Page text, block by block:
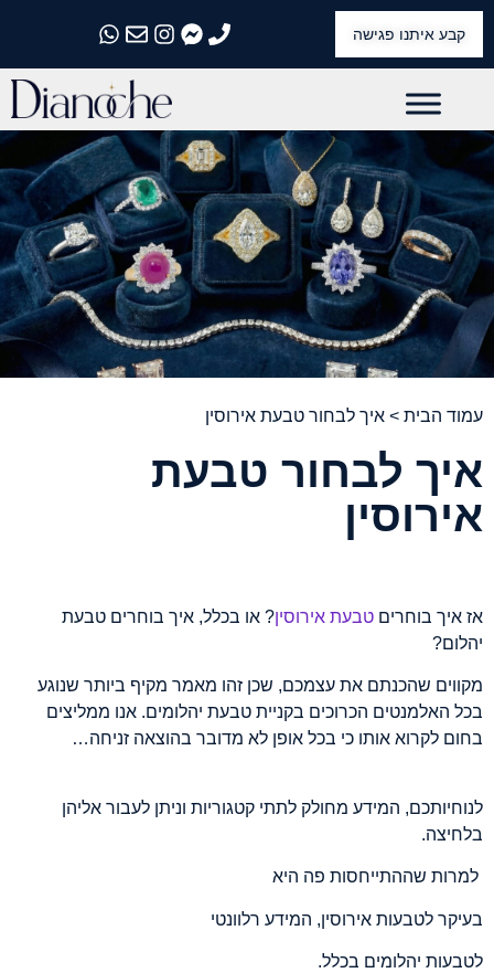
קבע איתנו פגישה
התקשרו אלינו
התקשרו אלינו
התקשרו אלינו
התקשרו אלינו
התקשרו אלינו
עמוד הבית > איך לבחור טבעת אירוסין
איך לבחור טבעת
אירוסין
אז איך בוחרים טבעת אירוסין? או בכלל, איך בוחרים טבעת
יהלום?
מקווים שהכנתם את עצמכם, שכן זהו מאמר מקיף ביותר שנוגע
בכל האלמנטים הכרוכים בקניית טבעת יהלומים. אנו ממליצים
בחום לקרוא אותו כי בכל אופן לא מדובר בהוצאה זניחה…
לנוחיותכם, המידע מחולק לתתי קטגוריות וניתן לעבור אליהן
בלחיצה.
למרות שההתייחסות פה היא
בעיקר לטבעות אירוסין, המידע רלוונטי
לטבעות יהלומים בכלל.